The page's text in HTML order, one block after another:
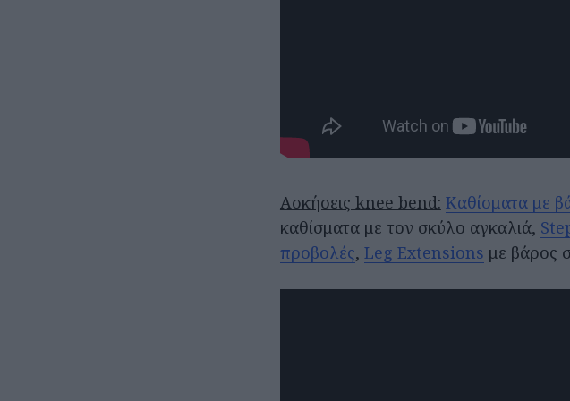
Ασκήσεις knee bend: Καθίσματα με
καθίσματα με τον σκύλο αγκαλιά,
προβολές, Leg Extensions με βάρος